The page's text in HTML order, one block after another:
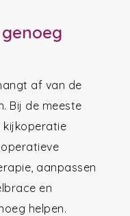
af van de
Bij de meeste
kijkoperatie
aanpassen
en
helpen.